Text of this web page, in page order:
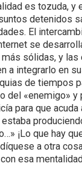
es tozuda, y
detenidos
El
se
sólidas, y las
a integrarlo en
de tiempos
del «enemigo»
para que
¡Lo que hay
a otra
esa